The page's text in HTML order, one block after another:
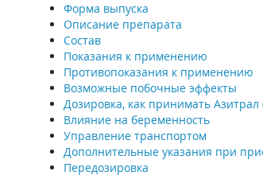
Форма выпуска
Описание препарата
Состав
Показания к применению
Противопоказания к применению
Возможные побочные эффекты
Дозировка, как принимать Азитрал
Влияние на беременность
Управление транспортом
Дополнительные указания при
Передозировка